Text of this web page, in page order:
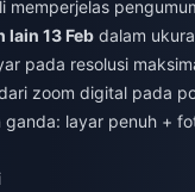
memperjelas
lain 13 Feb dalam
pada resolusi
zoom digital pada
layar penuh +